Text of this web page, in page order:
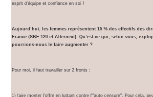
esprit d'équipe et confiance en soi !
Aujourd’hui, les femmes représentent 15 % des effectifs des
France (SBF 120 et Alternext). Qu’est-ce qui, selon vous,
pourrions-nous le faire augmenter ?
Pour moi, il faut travailler sur 2 fronts :
1) faire monter l'offre en luttant contre l'"auto censure". Pour cela,